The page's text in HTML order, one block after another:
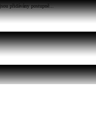
přidávány postupně...